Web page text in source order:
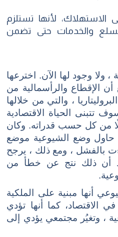
الاستهلاك، لأنها تستلزم
والخدمات حتى تضمن
، ولا وجود لها الآن. اخترعها
الإقطاع والرأسمالية من
، والتي من خلالها
تتبنى الحياة الاقتصادية
من كل حسب قدراته. وكان
حاول وضع الشيوعية موضع
بالفشل ، ومع ذلك ، يرجح
أن ذلك نتج عن خطأ من
أنها مبنية على
الملكية
في الاقتصاد، كما أنها تؤدي
، وتغيُر مجتمعي يؤدي إلى